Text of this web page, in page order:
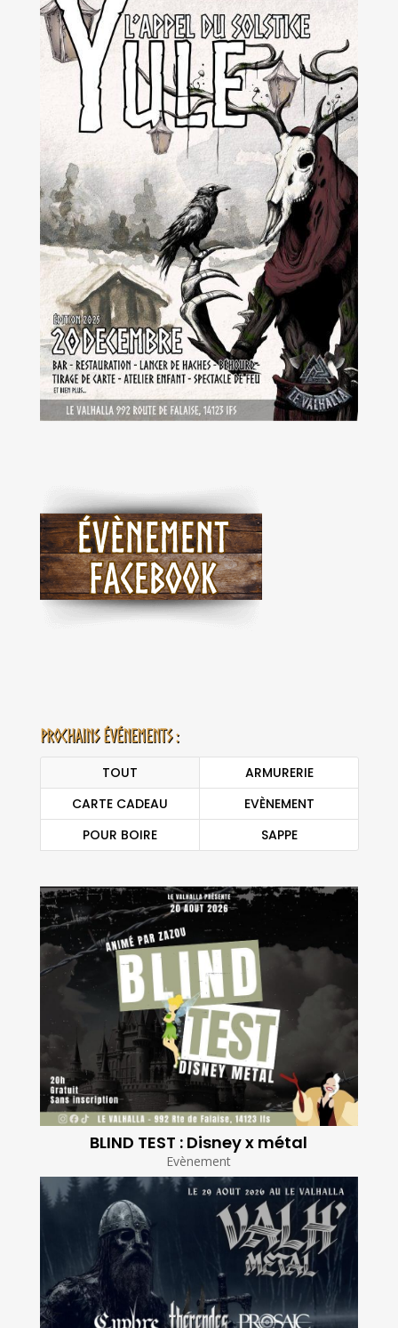
Prochains événements :
TOUT
ARMURERIE
CARTE CADEAU
EVÈNEMENT
POUR BOIRE
SAPPE
BLIND TEST : Disney x métal
Evènement